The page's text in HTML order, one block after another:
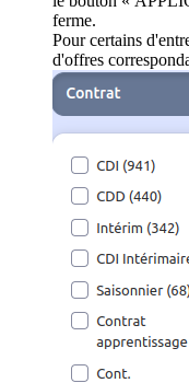
ferme.
Pour certains
d'offres